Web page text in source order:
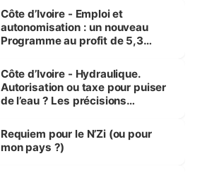
et Yamoussoukro
Côte d’Ivoire - Emploi et
autonomisation : un nouveau
Programme au profit de 5,3
Côte d’Ivoire - Hydraulique.
Autorisation ou taxe pour puiser
de l’eau ? Les précisions
Requiem pour le N’Zi (ou pour
mon pays ?)